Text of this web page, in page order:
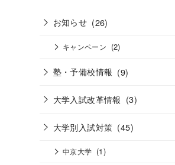
お知らせ (26)
キャンペーン (2)
塾・予備校情報 (9)
大学入試改革情報 (3)
大学別入試対策 (45)
中京大学 (1)